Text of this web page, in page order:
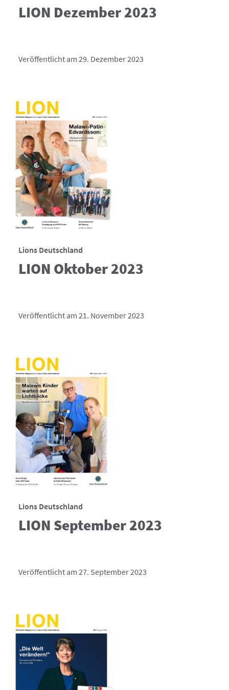
LION Dezember 2023
Veröffentlicht am 29. Dezember 2023
Lions Deutschland
LION Oktober 2023
Veröffentlicht am 21. November 2023
Lions Deutschland
LION September 2023
Veröffentlicht am 27. September 2023